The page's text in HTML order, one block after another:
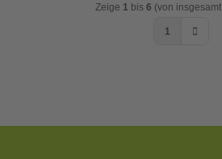
Zeige 1 bis 6 (von insgesamt
1